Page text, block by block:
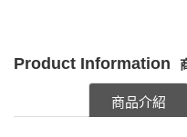
Product Information
商品介紹